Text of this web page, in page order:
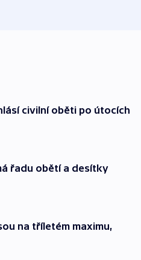
civilní oběti po útocích
řadu obětí a desítky
na tříletém maximu,